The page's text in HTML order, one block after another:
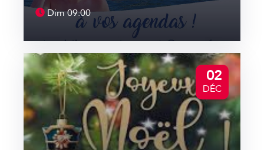
Dim09:00
02
DÉC